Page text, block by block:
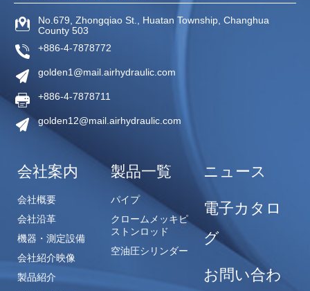
No.679, Zhongqiao St., Huatan Township, Changhua
County 503
+886-4-7878772
golden1@mail.airhydraulic.com
+886-4-7878711
golden12@mail.airhydraulic.com
会社案内
会社概要
会社沿革
機器・測定設備
会社紹介映像
製品紹介
製品一覧
パイプ
クロームメッキピ
ストンロッド
空油圧シリンダー
ニュース
電子カタロ
グ
お問い合わ